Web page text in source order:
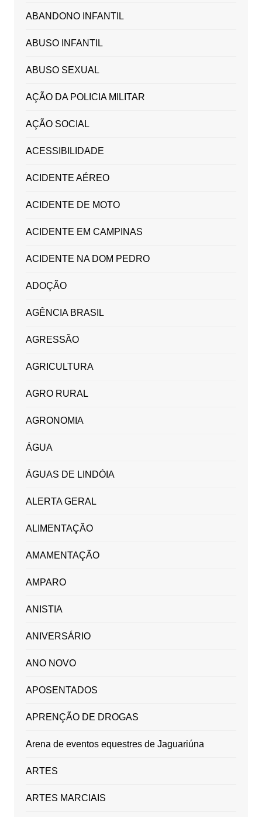
ABANDONO INFANTIL
ABUSO INFANTIL
ABUSO SEXUAL
AÇÃO DA POLICIA MILITAR
AÇÃO SOCIAL
ACESSIBILIDADE
ACIDENTE AÉREO
ACIDENTE DE MOTO
ACIDENTE EM CAMPINAS
ACIDENTE NA DOM PEDRO
ADOÇÃO
AGÊNCIA BRASIL
AGRESSÃO
AGRICULTURA
AGRO RURAL
AGRONOMIA
ÁGUA
ÁGUAS DE LINDÓIA
ALERTA GERAL
ALIMENTAÇÃO
AMAMENTAÇÃO
AMPARO
ANISTIA
ANIVERSÁRIO
ANO NOVO
APOSENTADOS
APRENÇÃO DE DROGAS
Arena de eventos equestres de Jaguariúna
ARTES
ARTES MARCIAIS